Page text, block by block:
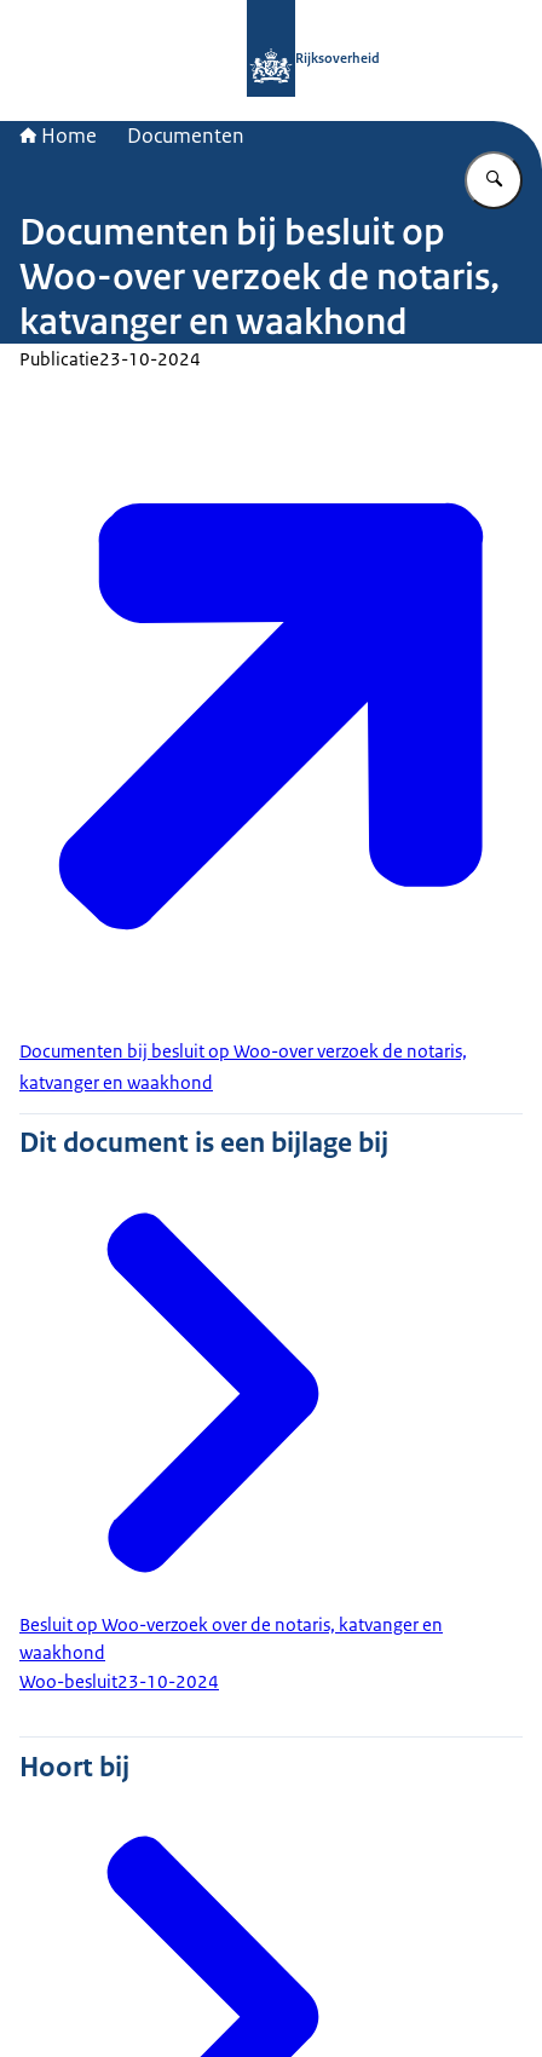
Rijksoverheid
Home Documenten
Documenten bij besluit op
Woo-over verzoek de notaris,
katvanger en waakhond
Publicatie23-10-2024
Documenten bij besluit op Woo-over verzoek de notaris,
katvanger en waakhond
Dit document is een bijlage bij
Besluit op Woo-verzoek over de notaris, katvanger en
waakhond
Woo-besluit23-10-2024
Hoort bij